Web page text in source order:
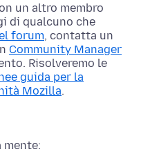
un altro membro
di qualcuno che
forum, contatta un
Community Manager
Risolveremo le
guida per la
Mozilla.
mente: